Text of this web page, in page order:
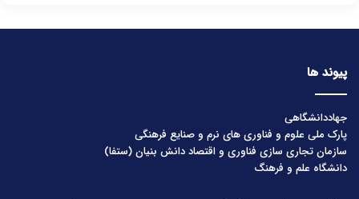
پیوند ها
جهاددانشگاهی
پارک ملی علوم و فناوری های نرم و صنایع فرهنگی
سازمان تجاری سازی فناوری و اقتصاد دانش بنیان (ستفا)
دانشگاه علم و فرهنگ